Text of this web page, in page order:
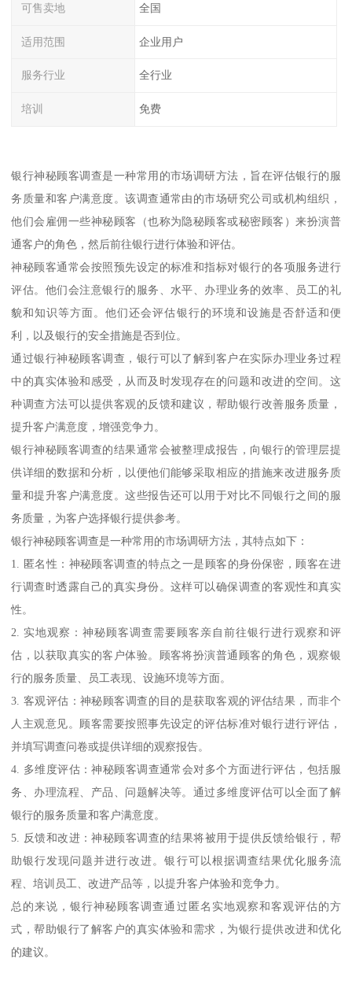
可售卖地 全国
适用范围 企业用户
服务行业 全行业
培训 免费
银行神秘顾客调查是一种常用的市场调研方法，旨在评估银行的服
务质量和客户满意度。该调查通常由的市场研究公司或机构组织，
他们会雇佣一些神秘顾客（也称为隐秘顾客或秘密顾客）来扮演普
通客户的角色，然后前往银行进行体验和评估。
神秘顾客通常会按照预先设定的标准和指标对银行的各项服务进行
评估。他们会注意银行的服务、水平、办理业务的效率、员工的礼
貌和知识等方面。他们还会评估银行的环境和设施是否舒适和便
利，以及银行的安全措施是否到位。
通过银行神秘顾客调查，银行可以了解到客户在实际办理业务过程
中的真实体验和感受，从而及时发现存在的问题和改进的空间。这
种调查方法可以提供客观的反馈和建议，帮助银行改善服务质量，
提升客户满意度，增强竞争力。
银行神秘顾客调查的结果通常会被整理成报告，向银行的管理层提
供详细的数据和分析，以便他们能够采取相应的措施来改进服务质
量和提升客户满意度。这些报告还可以用于对比不同银行之间的服
务质量，为客户选择银行提供参考。
银行神秘顾客调查是一种常用的市场调研方法，其特点如下：
1. 匿名性：神秘顾客调查的特点之一是顾客的身份保密，顾客在进
行调查时透露自己的真实身份。这样可以确保调查的客观性和真实
性。
2. 实地观察：神秘顾客调查需要顾客亲自前往银行进行观察和评
估，以获取真实的客户体验。顾客将扮演普通顾客的角色，观察银
行的服务质量、员工表现、设施环境等方面。
3. 客观评估：神秘顾客调查的目的是获取客观的评估结果，而非个
人主观意见。顾客需要按照事先设定的评估标准对银行进行评估，
并填写调查问卷或提供详细的观察报告。
4. 多维度评估：神秘顾客调查通常会对多个方面进行评估，包括服
务、办理流程、产品、问题解决等。通过多维度评估可以全面了解
银行的服务质量和客户满意度。
5. 反馈和改进：神秘顾客调查的结果将被用于提供反馈给银行，帮
助银行发现问题并进行改进。银行可以根据调查结果优化服务流
程、培训员工、改进产品等，以提升客户体验和竞争力。
总的来说，银行神秘顾客调查通过匿名实地观察和客观评估的方
式，帮助银行了解客户的真实体验和需求，为银行提供改进和优化
的建议。